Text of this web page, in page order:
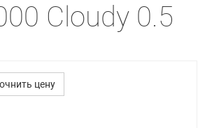
Cloudy 0.5
цену